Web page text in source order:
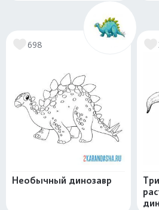
698
Необычный динозавр